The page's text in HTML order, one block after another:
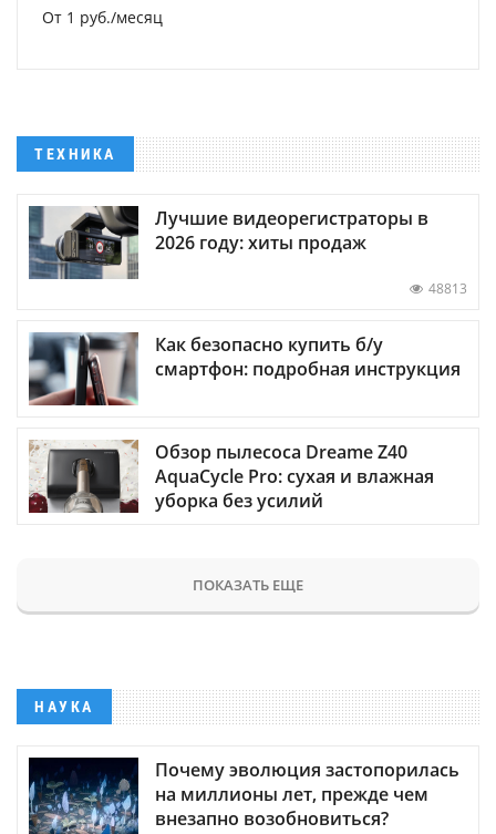
От 1 руб./месяц
ТЕХНИКА
Лучшие видеорегистраторы в
2026 году: хиты продаж
48813
Как безопасно купить б/у
смартфон: подробная инструкция
Обзор пылесоса Dreame Z40
AquaCycle Pro: сухая и влажная
уборка без усилий
ПОКАЗАТЬ ЕЩЕ
НАУКА
Почему эволюция застопорилась
на миллионы лет, прежде чем
внезапно возобновиться?